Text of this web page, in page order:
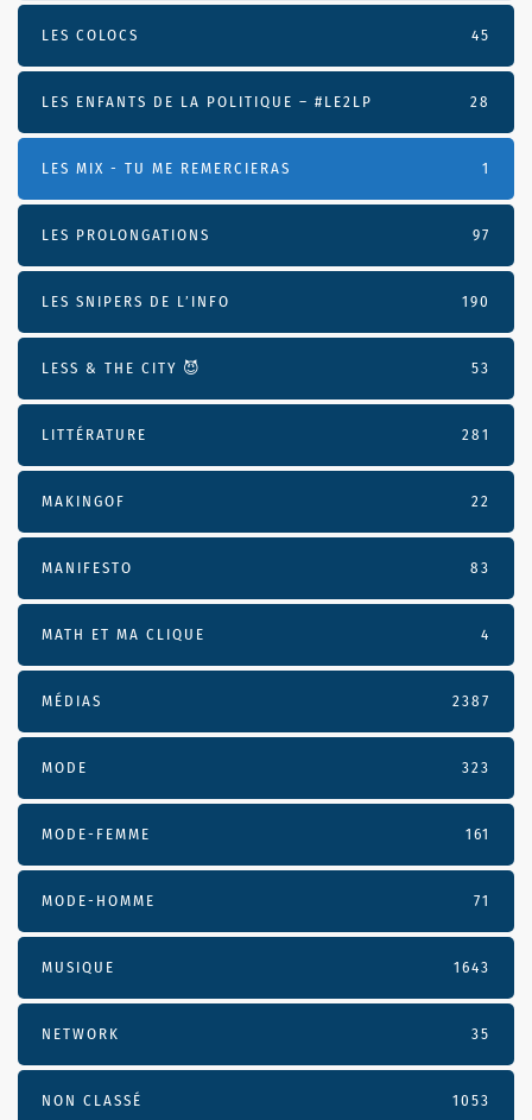
LES COLOCS 45
LES ENFANTS DE LA POLITIQUE – #LE2LP 28
LES MIX - TU ME REMERCIERAS 1
LES PROLONGATIONS 97
LES SNIPERS DE L’INFO 190
LESS & THE CITY 😈 53
LITTÉRATURE 281
MAKINGOF 22
MANIFESTO 83
MATH ET MA CLIQUE 4
MÉDIAS 2387
MODE 323
MODE-FEMME 161
MODE-HOMME 71
MUSIQUE 1643
NETWORK 35
NON CLASSÉ 1053